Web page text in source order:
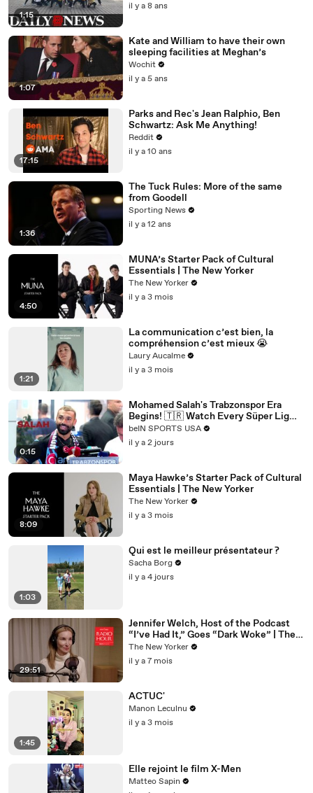
1:15
il y a 8 ans
1:07
Kate and William to have their own
sleeping facilities at Meghan’s
Wochit
il y a 5 ans
17:15
Parks and Rec's Jean Ralphio, Ben
Schwartz: Ask Me Anything!
Reddit
il y a 10 ans
1:36
The Tuck Rules: More of the same
from Goodell
Sporting News
il y a 12 ans
4:50
MUNA’s Starter Pack of Cultural
Essentials | The New Yorker
The New Yorker
il y a 3 mois
1:21
La communication c’est bien, la
compréhension c’est mieux 😭
Laury Aucalme
il y a 3 mois
0:15
Mohamed Salah's Trabzonspor Era
Begins! 🇹🇷 Watch Every Süper Lig
Match on beIN SPORTS
beIN SPORTS USA
il y a 2 jours
8:09
Maya Hawke’s Starter Pack of Cultural
Essentials | The New Yorker
The New Yorker
il y a 3 mois
1:03
Qui est le meilleur présentateur ?
Sacha Borg
il y a 4 jours
29:51
Jennifer Welch, Host of the Podcast
“I’ve Had It,” Goes “Dark Woke” | The
New Yorker Interview
The New Yorker
il y a 7 mois
1:45
ACTUC'
Manon Leculnu
il y a 3 mois
Elle rejoint le film X-Men
Matteo Sapin